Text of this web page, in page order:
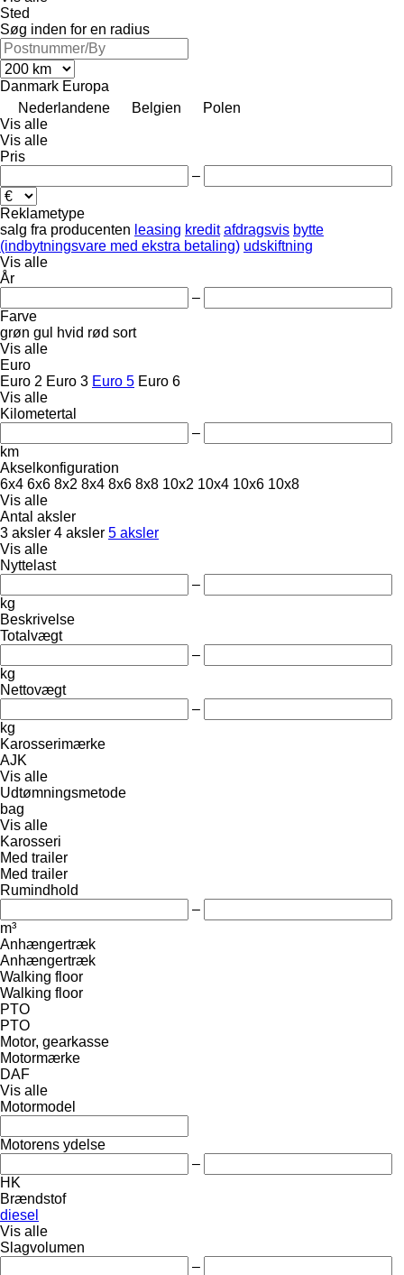
Sted
Søg inden for en radius
Danmark Europa
Nederlandene
Belgien
Polen
Vis alle
Vis alle
Pris
–
Reklametype
salg fra producenten leasing kredit afdragsvis bytte
(indbytningsvare med ekstra betaling) udskiftning
Vis alle
År
–
Farve
grøn gul hvid rød sort
Vis alle
Euro
Euro 2 Euro 3 Euro 5 Euro 6
Vis alle
Kilometertal
–
km
Akselkonfiguration
6x4 6x6 8x2 8x4 8x6 8x8 10x2 10x4 10x6 10x8
Vis alle
Antal aksler
3 aksler 4 aksler 5 aksler
Vis alle
Nyttelast
–
kg
Beskrivelse
Totalvægt
–
kg
Nettovægt
–
kg
Karosserimærke
AJK
Vis alle
Udtømningsmetode
bag
Vis alle
Karosseri
Med trailer
Med trailer
Rumindhold
–
m³
Anhængertræk
Anhængertræk
Walking floor
Walking floor
PTO
PTO
Motor, gearkasse
Motormærke
DAF
Vis alle
Motormodel
Motorens ydelse
–
HK
Brændstof
diesel
Vis alle
Slagvolumen
–